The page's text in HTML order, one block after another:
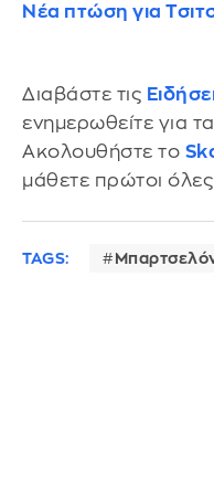
Νέα πτώση για
Διαβάστε τις
ενημερωθείτε για
Ακολουθήστε το
μάθετε πρώτοι όλες
TAGS: